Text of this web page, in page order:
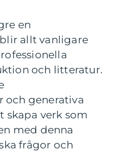
en
allt vanligare
och litteratur.
och generativa
verk som
med denna
frågor och